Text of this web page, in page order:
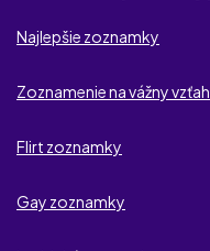
Vaznyvztah.sk
Partneri.sk
Najlepšie zoznamky
Zoznamenie na vážny vzťah
Flirt zoznamky
Gay zoznamky